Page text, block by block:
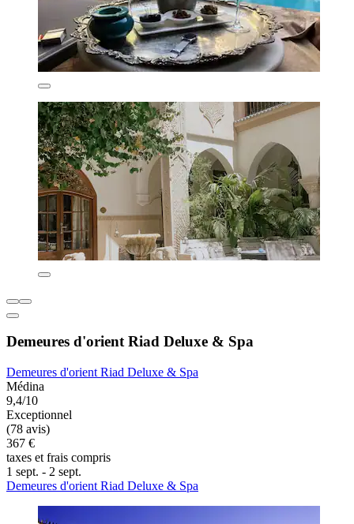
Demeures d'orient Riad Deluxe & Spa
Demeures d'orient Riad Deluxe & Spa
Médina
9,4/10
Exceptionnel
(78 avis)
367 €
taxes et frais compris
1 sept. - 2 sept.
Demeures d'orient Riad Deluxe & Spa